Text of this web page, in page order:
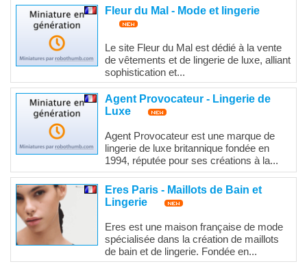
Fleur du Mal - Mode et lingerie
Le site Fleur du Mal est dédié à la vente
de vêtements et de lingerie de luxe, alliant
sophistication et...
Agent Provocateur - Lingerie de
Luxe
Agent Provocateur est une marque de
lingerie de luxe britannique fondée en
1994, réputée pour ses créations à la...
Eres Paris - Maillots de Bain et
Lingerie
Eres est une maison française de mode
spécialisée dans la création de maillots
de bain et de lingerie. Fondée en...